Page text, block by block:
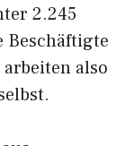
2.245
Beschäftigte
also